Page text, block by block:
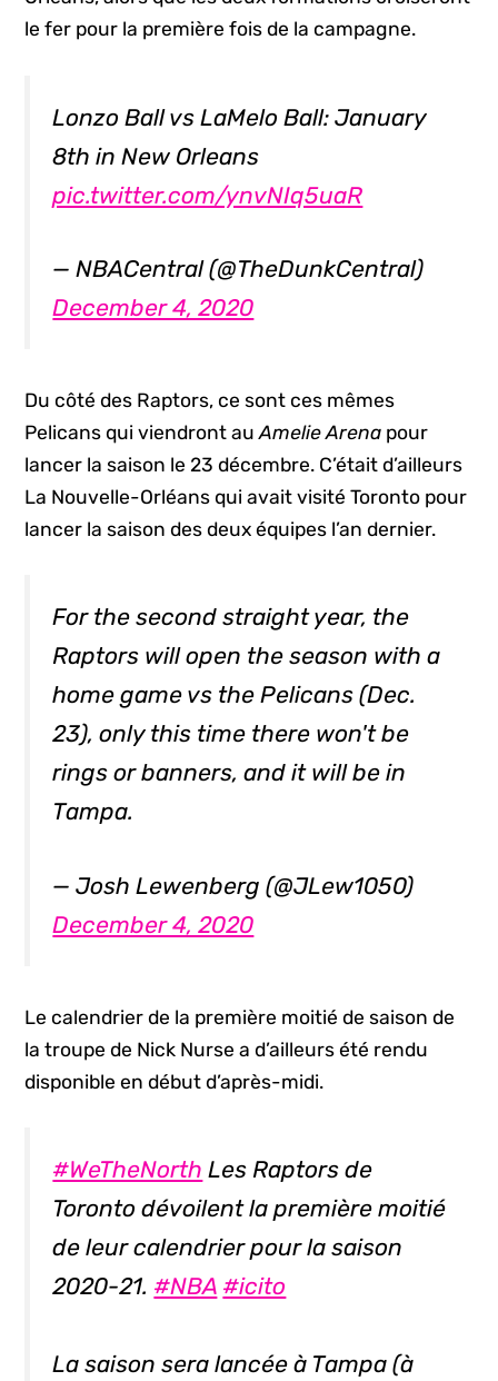
le fer pour la première fois de la campagne.
Lonzo Ball vs LaMelo Ball: January
8th in New Orleans
pic.twitter.com/ynvNIq5uaR
— NBACentral (@TheDunkCentral)
December 4, 2020
Du côté des Raptors, ce sont ces mêmes
Pelicans qui viendront auAmelie Arena pour
lancer la saison le 23 décembre. C’était d’ailleurs
La Nouvelle-Orléans qui avait visité Toronto pour
lancer la saison des deux équipes l’an dernier.
For the second straight year, the
Raptors will open the season with a
home game vs the Pelicans (Dec.
23), only this time there won't be
rings or banners, and it will be in
Tampa.
— Josh Lewenberg (@JLew1050)
December 4, 2020
Le calendrier de la première moitié de saison de
la troupe de Nick Nurse a d’ailleurs été rendu
disponible en début d’après-midi.
#WeTheNorth Les Raptors de
Toronto dévoilent la première moitié
de leur calendrier pour la saison
2020-21. #NBA #icito
La saison sera lancée à Tampa (à